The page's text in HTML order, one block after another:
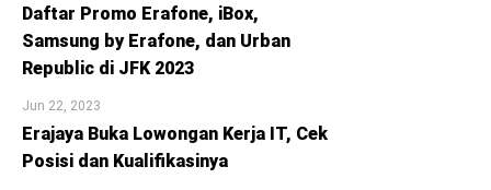
Daftar Promo Erafone, iBox,
Samsung by Erafone, dan Urban
Republic di JFK 2023
Jun 22, 2023
Erajaya Buka Lowongan Kerja IT, Cek
Posisi dan Kualifikasinya